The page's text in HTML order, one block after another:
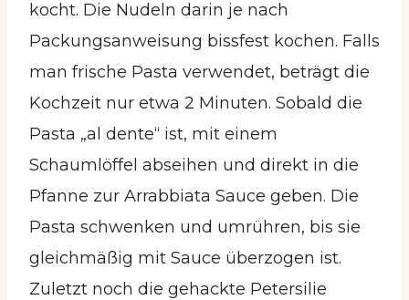
kocht. Die Nudeln darin je nach
Packungsanweisung bissfest kochen. Falls
man frische Pasta verwendet, beträgt die
Kochzeit nur etwa 2 Minuten. Sobald die
Pasta „al dente“ ist, mit einem
Schaumlöffel abseihen und direkt in die
Pfanne zur Arrabbiata Sauce geben. Die
Pasta schwenken und umrühren, bis sie
gleichmäßig mit Sauce überzogen ist.
Zuletzt noch die gehackte Petersilie